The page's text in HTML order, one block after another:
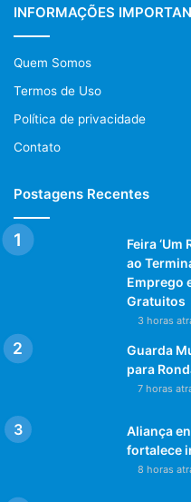
INFORMAÇÕES
Quem Somos
Termos de Uso
Política de privacidade
Contato
Postagens Recentes
Feira
ao
Emprego
Gratuitos
3 horas
Guarda
para
7 horas
Aliança
fortalece
8 horas